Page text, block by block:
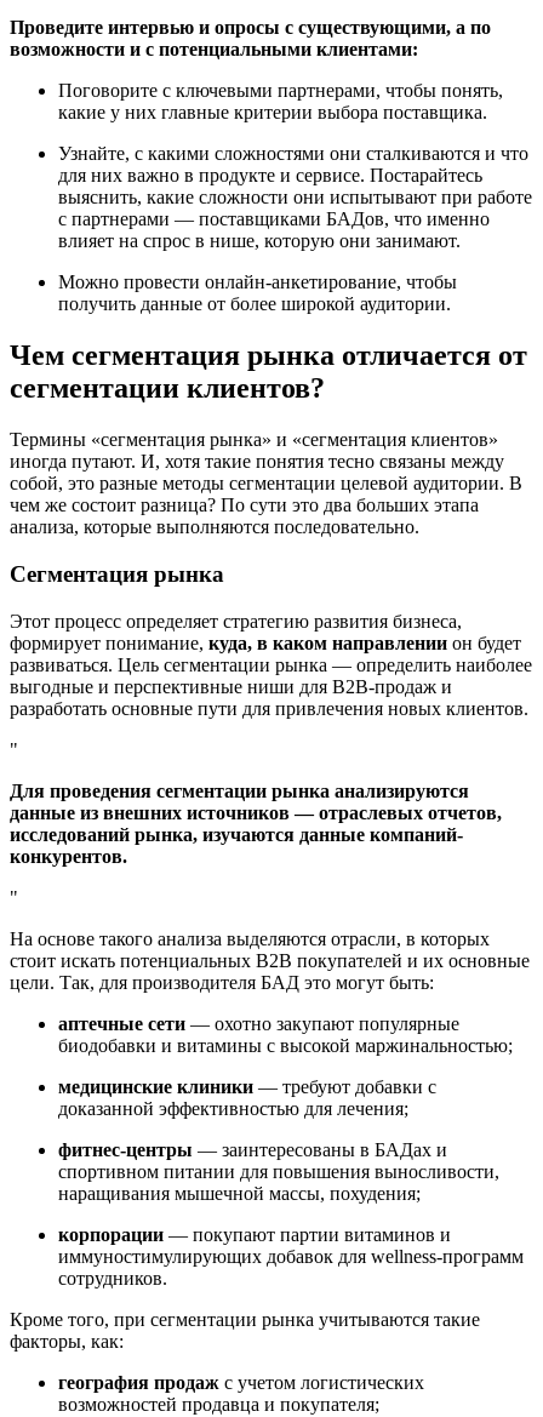
Проведите интервью и опросы с существующими, а по
возможности и с потенциальными клиентами:
Поговорите с ключевыми партнерами, чтобы понять,
какие у них главные критерии выбора поставщика.
Узнайте, с какими сложностями они сталкиваются и что
для них важно в продукте и сервисе. Постарайтесь
выяснить, какие сложности они испытывают при работе
с партнерами — поставщиками БАДов, что именно
влияет на спрос в нише, которую они занимают.
Можно провести онлайн-анкетирование, чтобы
получить данные от более широкой аудитории.
Чем сегментация рынка отличается от
сегментации клиентов?
Термины «сегментация рынка» и «сегментация клиентов»
иногда путают. И, хотя такие понятия тесно связаны между
собой, это разные методы сегментации целевой аудитории. В
чем же состоит разница? По сути это два больших этапа
анализа, которые выполняются последовательно.
Сегментация рынка
Этот процесс определяет стратегию развития бизнеса,
формирует понимание, куда, в каком направлении он будет
развиваться. Цель сегментации рынка — определить наиболее
выгодные и перспективные ниши для В2В-продаж и
разработать основные пути для привлечения новых клиентов.
Для проведения сегментации рынка анализируются
данные из внешних источников — отраслевых отчетов,
исследований рынка, изучаются данные компаний-
конкурентов.
На основе такого анализа выделяются отрасли, в которых
стоит искать потенциальных В2В покупателей и их основные
цели. Так, для производителя БАД это могут быть:
аптечные сети — охотно закупают популярные
биодобавки и витамины с высокой маржинальностью;
медицинские клиники — требуют добавки с
доказанной эффективностью для лечения;
фитнес-центры — заинтересованы в БАДах и
спортивном питании для повышения выносливости,
наращивания мышечной массы, похудения;
корпорации — покупают партии витаминов и
иммуностимулирующих добавок для wellness-программ
сотрудников.
Кроме того, при сегментации рынка учитываются такие
факторы, как:
география продаж с учетом логистических
возможностей продавца и покупателя;